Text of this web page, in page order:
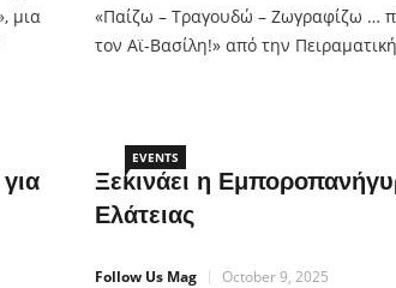
μια
ώρα
«Παίζω – Τραγουδώ – Ζωγραφίζω …
τον Αϊ-Βασίλη!» από την
·Αφήγηση παραμυθιού –
Διαδραστικά παιχνίδια μέσα
EVENTS
Ξεκινάει η
Ελάτειας
Follow Us Mag October 9, 2025